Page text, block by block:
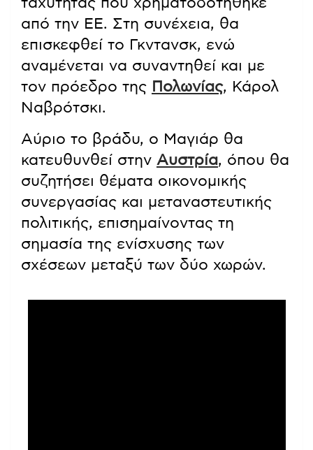
από την ΕΕ. Στη συνέχεια, θα
επισκεφθεί το Γκντανσκ, ενώ
αναμένεται να συναντηθεί και με
τον πρόεδρο της Πολωνίας, Κάρολ
Ναβρότσκι.
Αύριο το βράδυ, ο Μαγιάρ θα
κατευθυνθεί στην Αυστρία, όπου θα
συζητήσει θέματα οικονομικής
συνεργασίας και μεταναστευτικής
πολιτικής, επισημαίνοντας τη
σημασία της ενίσχυσης των
σχέσεων μεταξύ των δύο χωρών.